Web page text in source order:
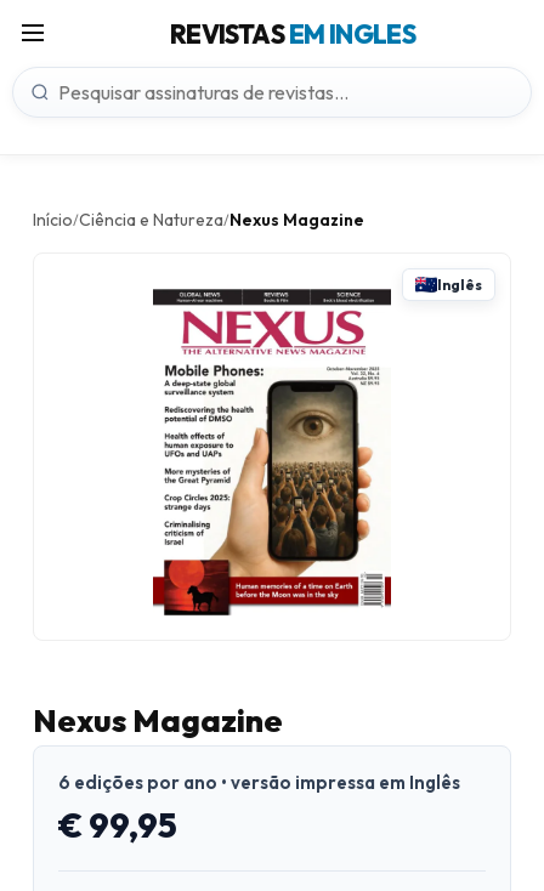
REVISTASEM INGLES
Início/Ciência e Natureza/Nexus Magazine
Inglês
Nexus Magazine
6 edições por ano • versão impressa em Inglês
€ 99,95